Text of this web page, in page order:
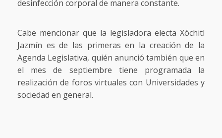
desinfección corporal de manera constante.
Cabe mencionar que la legisladora electa Xóchitl
Jazmín es de las primeras en la creación de la
Agenda Legislativa, quién anunció también que en
el mes de septiembre tiene programada la
realización de foros virtuales con Universidades y
sociedad en general.